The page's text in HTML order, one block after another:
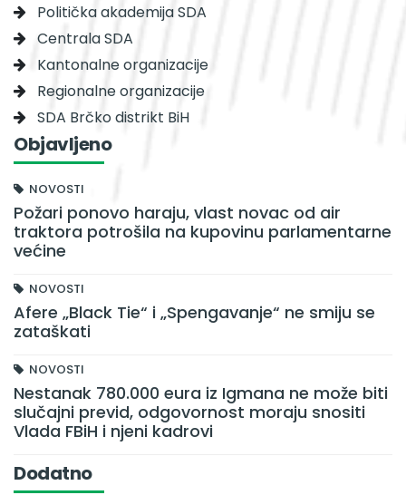
Politička akademija SDA
Centrala SDA
Kantonalne organizacije
Regionalne organizacije
SDA Brčko distrikt BiH
Objavljeno
NOVOSTI
Požari ponovo haraju, vlast novac od air
traktora potrošila na kupovinu parlamentarne
većine
NOVOSTI
Afere „Black Tie“ i „Spengavanje“ ne smiju se
zataškati
NOVOSTI
Nestanak 780.000 eura iz Igmana ne može biti
slučajni previd, odgovornost moraju snositi
Vlada FBiH i njeni kadrovi
Dodatno